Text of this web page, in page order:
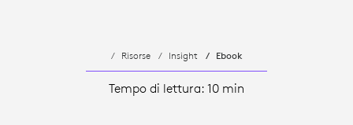
Risorse Insight Ebook
Tempo di lettura: 10 min